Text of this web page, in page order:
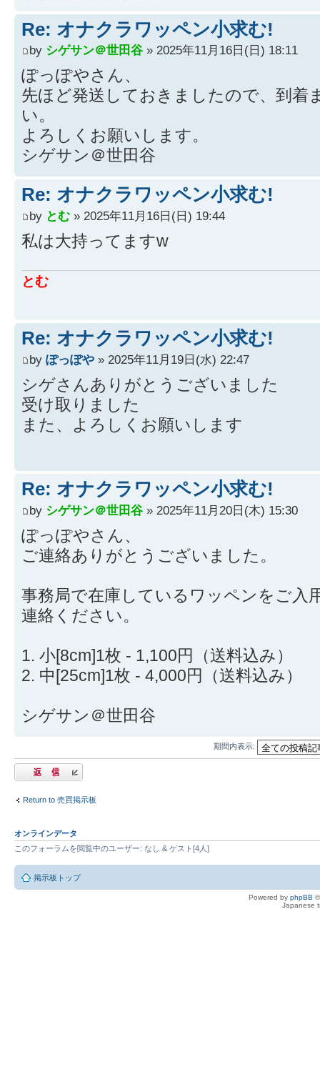
Re: オナクラワッペン小求む!
by シゲサン＠世田谷 » 2025年11月16日(日) 18:11
ぽっぽやさん、
先ほど発送しておきましたので、到着
い。
よろしくお願いします。
シゲサン＠世田谷
Re: オナクラワッペン小求む!
by とむ » 2025年11月16日(日) 19:44
私は大持ってますw
とむ
Re: オナクラワッペン小求む!
by ぽっぽや » 2025年11月19日(水) 22:47
シゲさんありがとうございました
受け取りました
また、よろしくお願いします
Re: オナクラワッペン小求む!
by シゲサン＠世田谷 » 2025年11月20日(木) 15:30
ぽっぽやさん、
ご連絡ありがとうございました。
事務局で在庫しているワッペンをご入
連絡ください。
1. 小[8cm]1枚 - 1,100円（送料込み）
2. 中[25cm]1枚 - 4,000円（送料込み）
シゲサン＠世田谷
期間内表示:
返信する
Return to 売買掲示板
オンラインデータ
このフォーラムを閲覧中のユーザー: なし & ゲスト[4人]
掲示板トップ
Powered by phpBB
Japanese